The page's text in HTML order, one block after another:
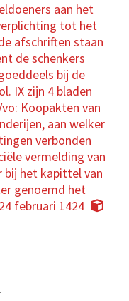
aan het
tot het
afschriften staan
de schenkers
bij de
IX zijn 4 bladen
Koopakten van
aan welker
verbonden
vermelding van
bij het kapittel van
genoemd het
februari 1424